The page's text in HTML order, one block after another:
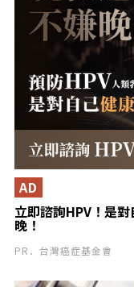
立即諮詢HPV！是
晚！
AD
PR．台灣癌症基金會